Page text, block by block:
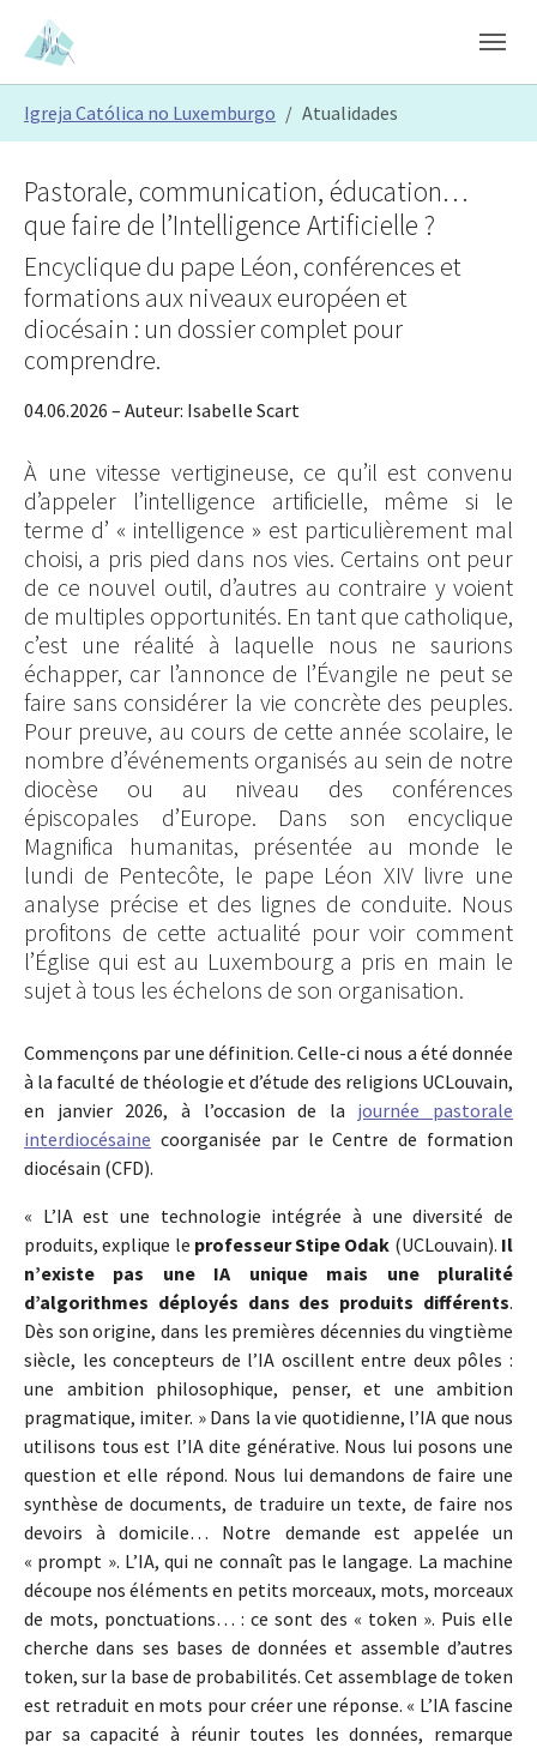
Skip to main content
Skip to page footer
Igreja Católica no Luxemburgo Atualidades
À une vitesse vertigineuse, ce qu’il est convenu
d’appeler l’intelligence artificielle, même si le
terme d’ « intelligence » est particulièrement mal
choisi, a pris pied dans nos vies. Certains ont peur
de ce nouvel outil, d’autres au contraire y voient
de multiples opportunités. En tant que catholique,
c’est une réalité à laquelle nous ne saurions
échapper, car l’annonce de l’Évangile ne peut se
faire sans considérer la vie concrète des peuples.
Pour preuve, au cours de cette année scolaire, le
nombre d’événements organisés au sein de notre
diocèse ou au niveau des conférences
épiscopales d’Europe. Dans son encyclique
Magnifica humanitas, présentée au monde le
lundi de Pentecôte, le pape Léon XIV livre une
analyse précise et des lignes de conduite. Nous
profitons de cette actualité pour voir comment
l’Église qui est au Luxembourg a pris en main le
sujet à tous les échelons de son organisation.
Commençons par une définition. Celle-ci nous a été donnée
à la faculté de théologie et d’étude des religions UCLouvain,
en janvier 2026, à l’occasion de la journée pastorale
interdiocésaine coorganisée par le Centre de formation
diocésain (CFD).
« L’IA est une technologie intégrée à une diversité de
produits, explique le professeur Stipe Odak (UCLouvain). Il
n’existe pas une IA unique mais une pluralité
d’algorithmes déployés dans des produits différents.
Dès son origine, dans les premières décennies du vingtième
siècle, les concepteurs de l’IA oscillent entre deux pôles :
une ambition philosophique, penser, et une ambition
pragmatique, imiter. » Dans la vie quotidienne, l’IA que nous
utilisons tous est l’IA dite générative. Nous lui posons une
question et elle répond. Nous lui demandons de faire une
synthèse de documents, de traduire un texte, de faire nos
devoirs à domicile… Notre demande est appelée un
« prompt ». L’IA, qui ne connaît pas le langage. La machine
découpe nos éléments en petits morceaux, mots, morceaux
de mots, ponctuations… : ce sont des « token ». Puis elle
cherche dans ses bases de données et assemble d’autres
token, sur la base de probabilités. Cet assemblage de token
est retraduit en mots pour créer une réponse. « L’IA fascine
par sa capacité à réunir toutes les données, remarque
Pastorale, communication, éducation…
que faire de l’Intelligence Artificielle ?
Encyclique du pape Léon, conférences et
formations aux niveaux européen et
diocésain : un dossier complet pour
comprendre.
04.06.2026 – Auteur: Isabelle Scart